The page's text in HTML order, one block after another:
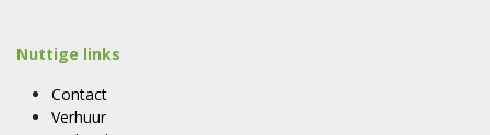
Nuttige links
Contact
Verhuur